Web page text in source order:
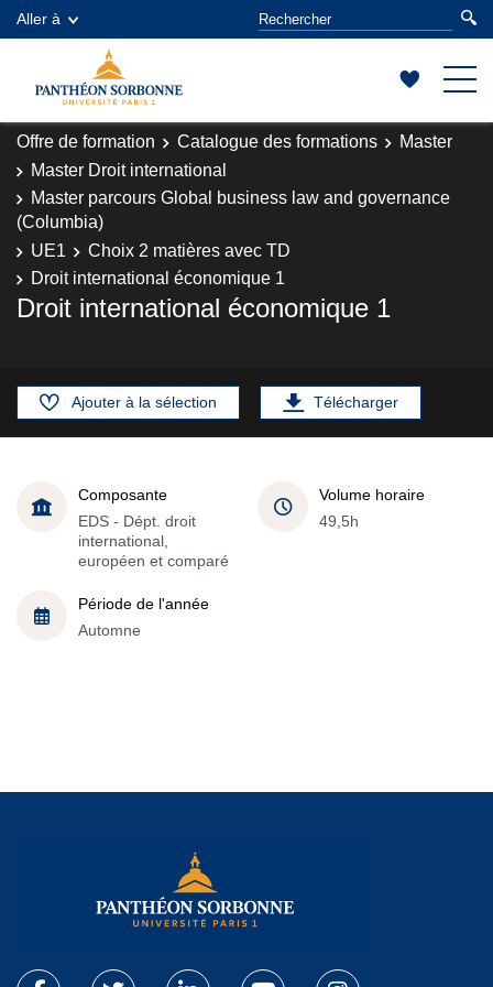
Aller à
Offre de formation Catalogue des formations
Master
Master Droit international
Master parcours Global business law and governance
(Columbia)
UE1
Choix 2 matières avec TD
Droit international économique 1
Droit international économique 1
Ajouter à la sélection Télécharger
Composante
EDS - Dépt. droit
international,
européen et comparé
Volume horaire
49,5h
Période de l'année
Automne